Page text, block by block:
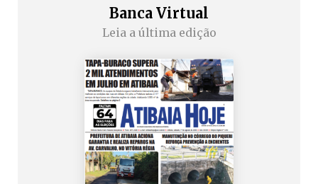
Banca Virtual
Leia a última edição